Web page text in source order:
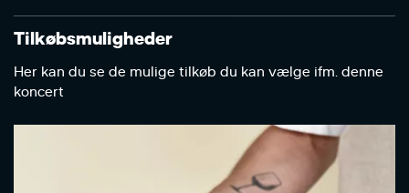
Tilkøbsmuligheder
Her kan du se de mulige tilkøb du kan vælge ifm. denne
koncert